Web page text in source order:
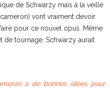
de Schwarzy mais à la veille
vont vraiment devoir
pour ce nouvel opus. Même
de tournage, Schwarzy aurait
a de bonnes idées pour